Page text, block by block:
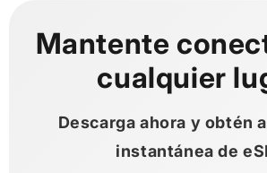
Mantente
cualquier
Descarga ahora y obtén
instantánea de